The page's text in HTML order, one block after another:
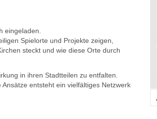
eingeladen.
Spielorte und Projekte zeigen,
steckt und wie diese Orte durch
in ihren Stadtteilen zu entfalten.
entsteht ein vielfältiges Netzwerk